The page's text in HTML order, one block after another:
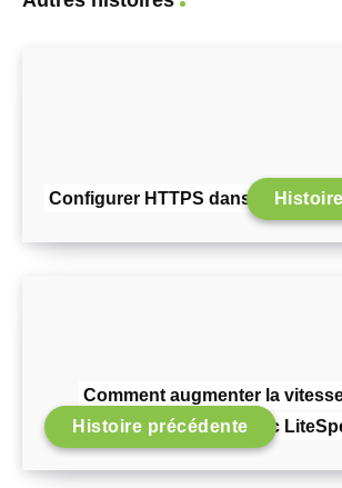
Configurer HTTPS dans OpenCart
Comment augmenter la
avec
Histoire précédente